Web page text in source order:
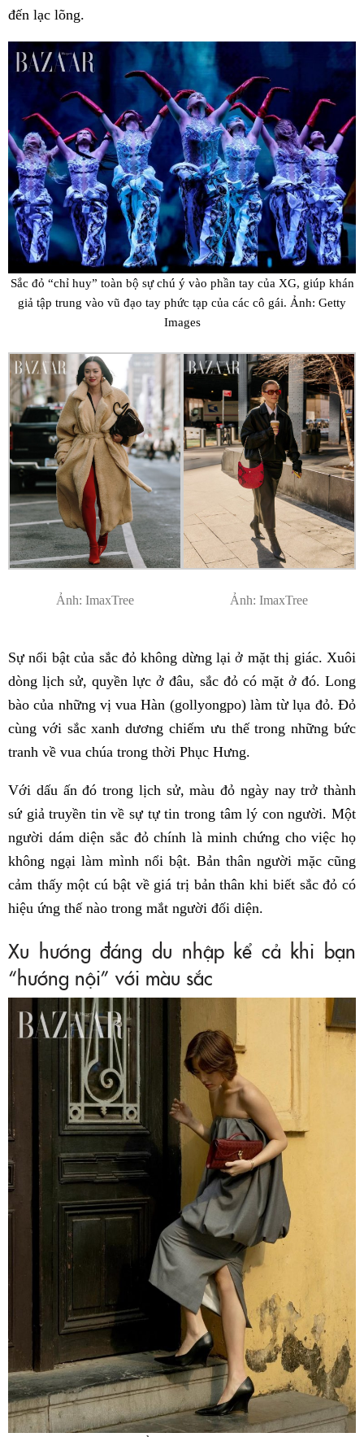
đến lạc lõng.
Sắc đỏ “chỉ huy” toàn bộ sự chú ý vào phần tay của XG, giúp khán
giả tập trung vào vũ đạo tay phức tạp của các cô gái. Ảnh: Getty
Images
Ảnh: ImaxTree Ảnh: ImaxTree
Sự nổi bật của sắc đỏ không dừng lại ở mặt thị giác. Xuôi
dòng lịch sử, quyền lực ở đâu, sắc đỏ có mặt ở đó. Long
bào của những vị vua Hàn (gollyongpo) làm từ lụa đỏ. Đỏ
cùng với sắc xanh dương chiếm ưu thế trong những bức
tranh về vua chúa trong thời Phục Hưng.
Với dấu ấn đó trong lịch sử, màu đỏ ngày nay trở thành
sứ giả truyền tin về sự tự tin trong tâm lý con người. Một
người dám diện sắc đỏ chính là minh chứng cho việc họ
không ngại làm mình nổi bật. Bản thân người mặc cũng
cảm thấy một cú bật về giá trị bản thân khi biết sắc đỏ có
hiệu ứng thế nào trong mắt người đối diện.
Xu hướng đáng du nhập kể cả khi bạn
“hướng nội” với màu sắc